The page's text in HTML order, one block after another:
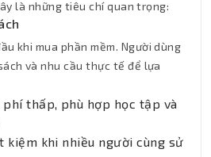
là những tiêu chí quan trọng:
khi mua phần mềm. Người dùng
và nhu cầu thực tế để lựa
phí thấp, phù hợp học tập và
kiệm khi nhiều người cùng sử